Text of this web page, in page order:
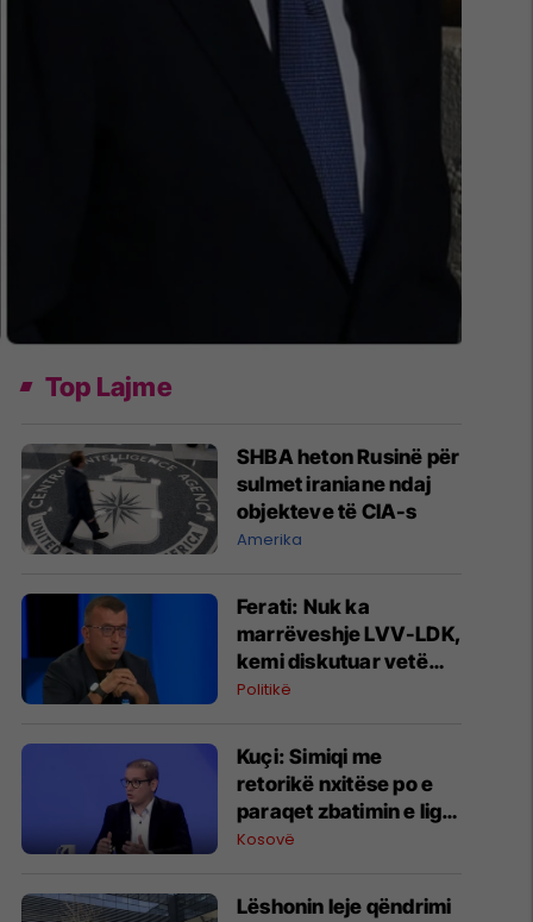
Top Lajme
SHBA heton Rusinë për
sulmet iraniane ndaj
objekteve të CIA-s
Amerika
Ferati: Nuk ka
marrëveshje LVV-LDK,
kemi diskutuar vetëm
për parime
Politikë
Kuçi: Simiqi me
retorikë nxitëse po e
paraqet zbatimin e ligjit
në veri si "spastrim
Kosovë
Lëshonin leje qëndrimi